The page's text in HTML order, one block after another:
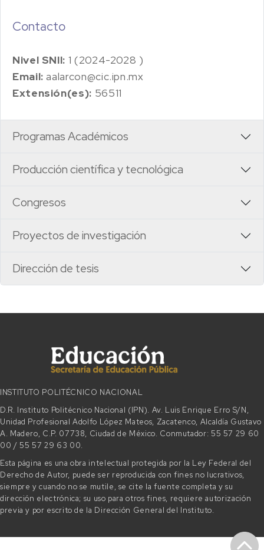
Contacto
Nivel SNII: 1 (2024-2028 )
Email: aalarcon@cic.ipn.mx
Extensión(es): 56511
Programas Académicos
Producción científica y tecnológica
Congresos
Proyectos de investigación
Dirección de tesis
INSTITUTO POLITÉCNICO NACIONAL
D.R. Instituto Politécnico Nacional (IPN). Av. Luis Enrique Erro S/N,
Unidad Profesional Adolfo López Mateos, Zacatenco, Alcaldía Gustavo
A. Madero, C.P. 07738, Ciudad de México. Conmutador: 55 57 29 60
00 / 55 57 29 63 00.
Esta página es una obra intelectual protegida por la Ley Federal del
Derecho de Autor, puede ser reproducida con fines no lucrativos,
siempre y cuando no se mutile, se cite la fuente completa y su
dirección electrónica; su uso para otros fines, requiere autorización
previa y por escrito de la Dirección General del Instituto.